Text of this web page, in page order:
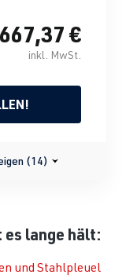
€
inkl. MwSt.
(14)
es lange hält:
und Stahlpleuel